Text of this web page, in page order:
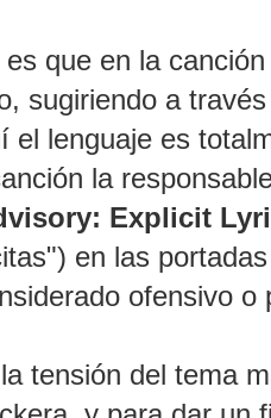
que en la
sugiriendo a
el lenguaje es
la
Explicit
en las
ofensivo
tensión del tema